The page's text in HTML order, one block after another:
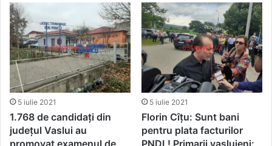
5 iulie 2021
1.768 de candidați din
județul Vaslui au
promovat examenul de
5 iulie 2021
Florin Cîțu: Sunt bani
pentru plata facturilor
PNDL! Primarii vasluieni: